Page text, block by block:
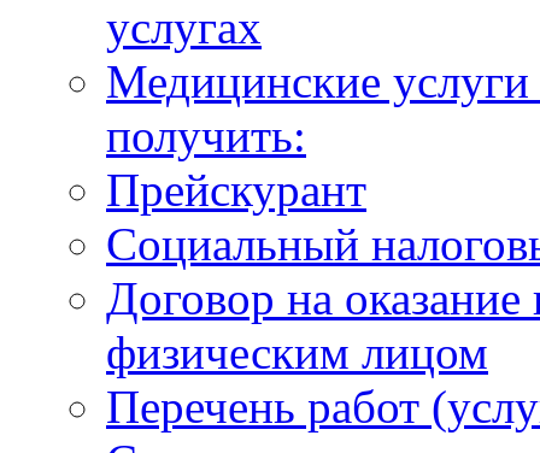
услугах
Медицинские
получить:
Прейскурант
Социальный
Договор на
физическим лицом
Перечень работ